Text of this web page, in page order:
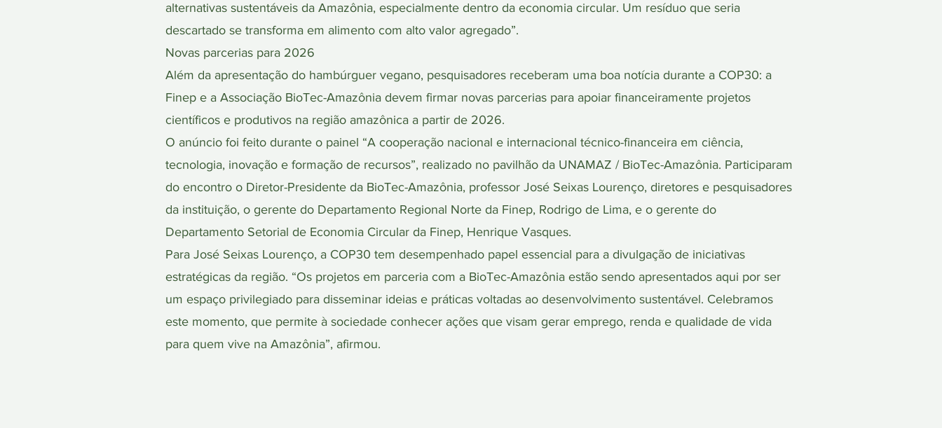
alternativas sustentáveis da Amazônia, especialmente dentro da economia circular. Um resíduo que seria
descartado se transforma em alimento com alto valor agregado”.
Novas parcerias para 2026
Além da apresentação do hambúrguer vegano, pesquisadores receberam uma boa notícia durante a COP30: a
Finep e a Associação BioTec-Amazônia devem firmar novas parcerias para apoiar financeiramente projetos
científicos e produtivos na região amazônica a partir de 2026.
O anúncio foi feito durante o painel “A cooperação nacional e internacional técnico-financeira em ciência,
tecnologia, inovação e formação de recursos”, realizado no pavilhão da UNAMAZ / BioTec-Amazônia. Participaram
do encontro o Diretor-Presidente da BioTec-Amazônia, professor José Seixas Lourenço, diretores e pesquisadores
da instituição, o gerente do Departamento Regional Norte da Finep, Rodrigo de Lima, e o gerente do
Departamento Setorial de Economia Circular da Finep, Henrique Vasques.
Para José Seixas Lourenço, a COP30 tem desempenhado papel essencial para a divulgação de iniciativas
estratégicas da região. “Os projetos em parceria com a BioTec-Amazônia estão sendo apresentados aqui por ser
um espaço privilegiado para disseminar ideias e práticas voltadas ao desenvolvimento sustentável. Celebramos
este momento, que permite à sociedade conhecer ações que visam gerar emprego, renda e qualidade de vida
para quem vive na Amazônia”, afirmou.